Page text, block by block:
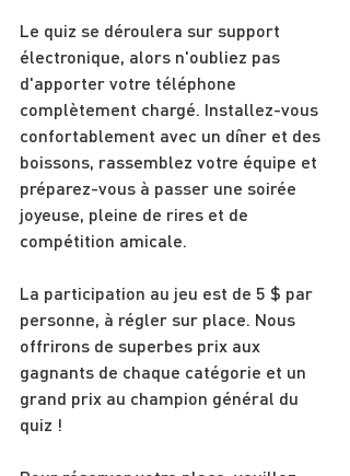
Le quiz se déroulera sur support
électronique, alors n'oubliez pas
d'apporter votre téléphone
complètement chargé. Installez-vous
confortablement avec un dîner et des
boissons, rassemblez votre équipe et
préparez-vous à passer une soirée
joyeuse, pleine de rires et de
compétition amicale.
La participation au jeu est de 5 $ par
personne, à régler sur place. Nous
offrirons de superbes prix aux
gagnants de chaque catégorie et un
grand prix au champion général du
quiz !